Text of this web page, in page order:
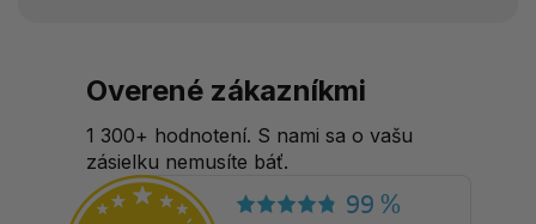
Overené zákazníkmi
1 300+ hodnotení. S nami sa o vašu
zásielku nemusíte báť.